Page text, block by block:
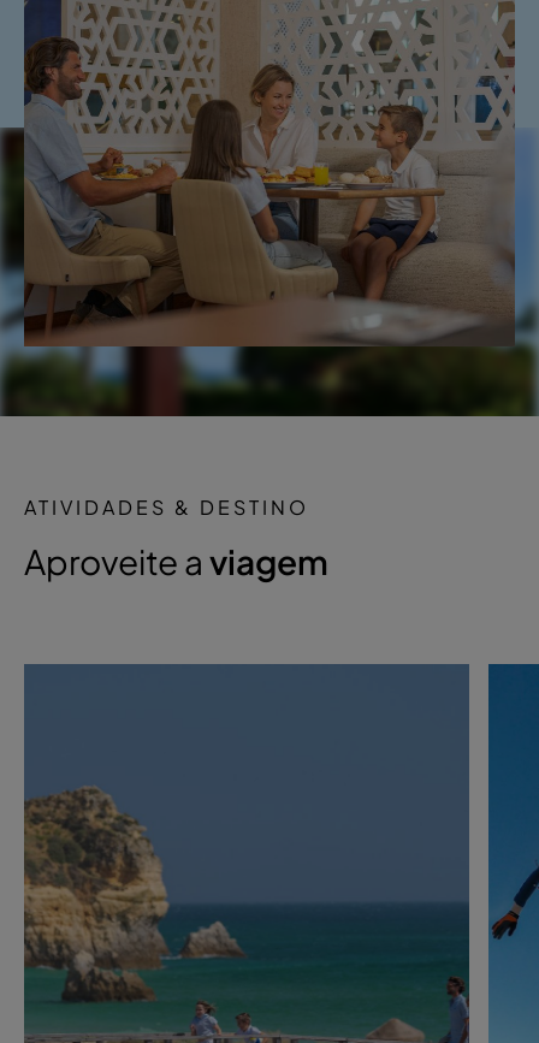
ATIVIDADES & DESTINO
Aproveite a viagem